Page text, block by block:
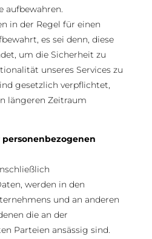
aufbewahren.
in der Regel für einen
es sei denn, diese
um die Sicherheit zu
unseres Services zu
gesetzlich verpflichtet,
längeren Zeitraum
werden in den
und an anderen
die an der
Parteien ansässig sind.